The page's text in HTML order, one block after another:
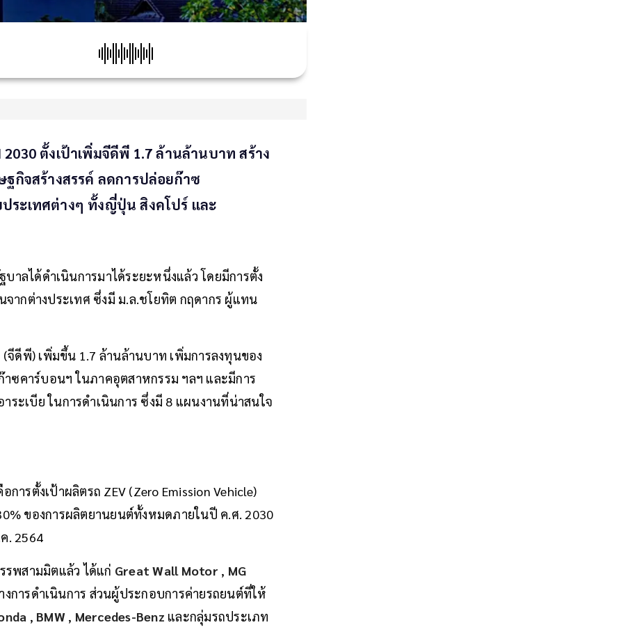
ตั้งเป้าเพิ่มจีดีพี 1.7 ล้านล้านบาท สร้าง
ฐกิจสร้างสรรค์ ลดการปล่อยก๊าซ
ระเทศต่างๆ ทั้งญี่ปุ่น สิงคโปร์ และ
าลได้ดำเนินการมาได้ระยะหนึ่งแล้ว โดยมีการตั้ง
จากต่างประเทศ ซึ่งมี ม.ล.ชโยทิต กฤดากร ผู้แทน
ดีพี) เพิ่มขึ้น 1.7 ล้านล้านบาท เพิ่มการลงทุนของ
ซคาร์บอนฯ ในภาคอุตสาหกรรม ฯลฯ และมีการ
ะเบีย ในการดำเนินการ ซึ่งมี 8 แผนงานที่น่าสนใจ
ารตั้งเป้าผลิตรถ ZEV (Zero Emission Vehicle)
ของการผลิตยานยนต์ทั้งหมดภายในปี ค.ศ. 2030
. 2564
รพสามมิตแล้ว ได้แก่ Great Wall Motor , MG
การดำเนินการ ส่วนผู้ประกอบการค่ายรถยนต์ที่ให้
, BMW, Mercedes-Benz และกลุ่มรถประเภท